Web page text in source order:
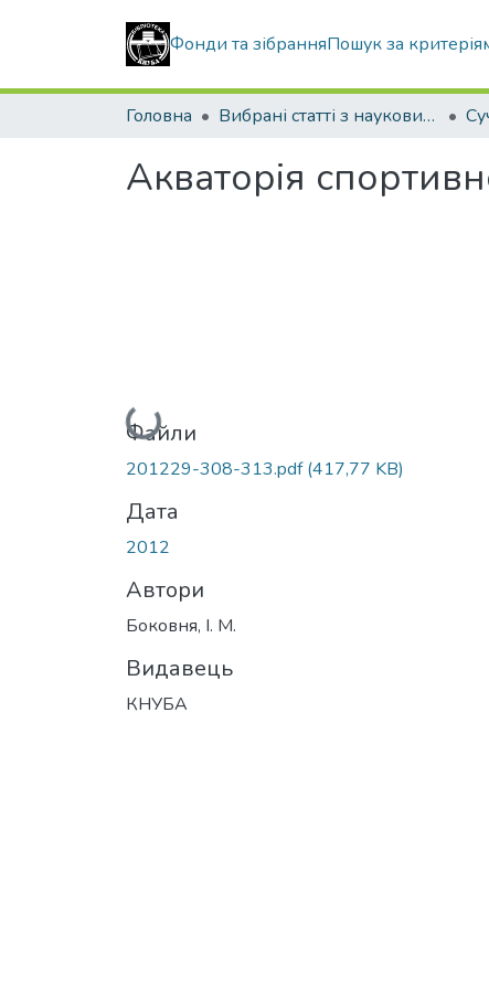
Фонди та зібранняПошук за
Головна Вибрані статті з наукових збірників КНУБА
Акваторія
Вантажиться...
Файли
201229-308-313.pdf(417,77 KB)
Дата
2012
Автори
Боковня, І. М.
Видавець
КНУБА